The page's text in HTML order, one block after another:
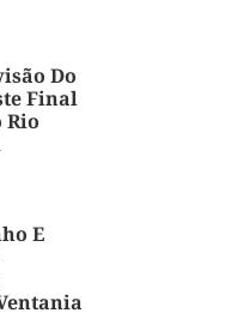
Do
Final
Rio
E